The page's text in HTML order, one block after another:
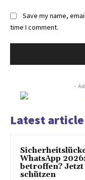
Save my name,
time I comment.
-
Latest article
WhatsApp
betroffen?
schützen